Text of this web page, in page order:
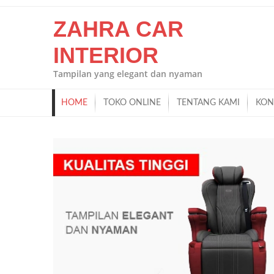
ZAHRA CAR
INTERIOR
Tampilan yang elegant dan nyaman
HOME TOKO ONLINE TENTANG KAMI